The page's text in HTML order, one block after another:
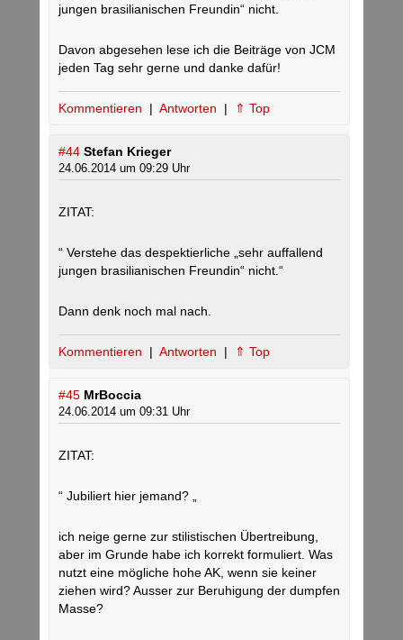
jungen brasilianischen Freundin“ nicht.
Davon abgesehen lese ich die Beiträge von JCM
jeden Tag sehr gerne und danke dafür!
Kommentieren | Antworten | ⇑ Top
#44 Stefan Krieger
24.06.2014 um 09:29 Uhr
ZITAT:
“ Verstehe das despektierliche „sehr auffallend
jungen brasilianischen Freundin“ nicht.“
Dann denk noch mal nach.
Kommentieren | Antworten | ⇑ Top
#45 MrBoccia
24.06.2014 um 09:31 Uhr
ZITAT:
“ Jubiliert hier jemand? „
ich neige gerne zur stilistischen Übertreibung,
aber im Grunde habe ich korrekt formuliert. Was
nutzt eine mögliche hohe AK, wenn sie keiner
ziehen wird? Ausser zur Beruhigung der dumpfen
Masse?